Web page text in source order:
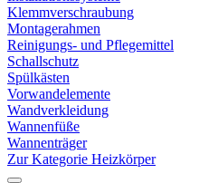
Klemmverschraubung
Montagerahmen
Reinigungs- und Pflegemittel
Schallschutz
Spülkästen
Vorwandelemente
Wandverkleidung
Wannenfüße
Wannenträger
Zur Kategorie Heizkörper